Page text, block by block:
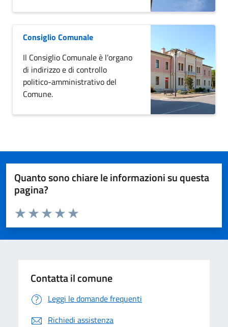
Consiglio Comunale
Il Consiglio Comunale è l’organo
di indirizzo e di controllo
politico-amministrativo del
Comune.
Quanto sono chiare le informazioni su questa
pagina?
Domanda
Valuta da 1 a 5 stelle la pagina
Valuta 5 stelle su 5
Valuta 4 stelle su 5
Valuta 3 stelle su 5
Valuta 2 stelle su 5
Valuta 1 stelle su 5
Contatta il comune
Leggi le domande frequenti
Richiedi assistenza